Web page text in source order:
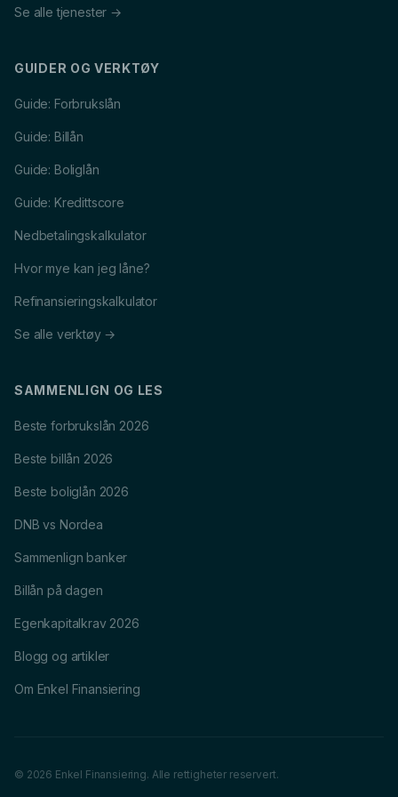
Se alle tjenester →
GUIDER OG VERKTØY
Guide: Forbrukslån
Guide: Billån
Guide: Boliglån
Guide: Kredittscore
Nedbetalingskalkulator
Hvor mye kan jeg låne?
Refinansieringskalkulator
Se alle verktøy →
SAMMENLIGN OG LES
Beste forbrukslån 2026
Beste billån 2026
Beste boliglån 2026
DNB vs Nordea
Sammenlign banker
Billån på dagen
Egenkapitalkrav 2026
Blogg og artikler
Om Enkel Finansiering
© 2026 Enkel Finansiering. Alle rettigheter reservert.